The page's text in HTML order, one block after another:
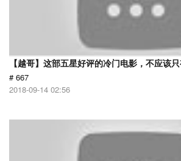
【越哥】这部五星好评的冷门电影，不应该
# 667
2018-09-14 02:56